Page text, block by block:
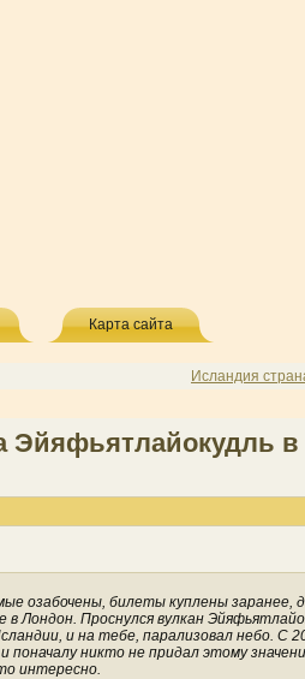
Карта сайта
Исландия
Эйяфьятлайокудль в
озабочены, билеты куплены заранее,
в Лондон. Проснулся вулкан
и на тебе, парализовал небо. С
поначалу никто не придал этому
интересно.